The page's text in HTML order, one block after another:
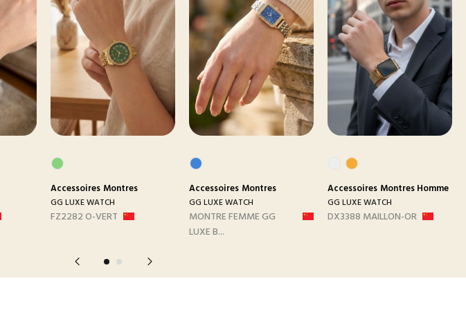
Accessoires Montres
GG LUXE WATCH
FZ2282 O-VERT
Accessoires Montres
GG LUXE WATCH
MONTRE FEMME GG
LUXE B...
Accessoires Montres Homme
GG LUXE WATCH
DX3388 MAILLON-OR